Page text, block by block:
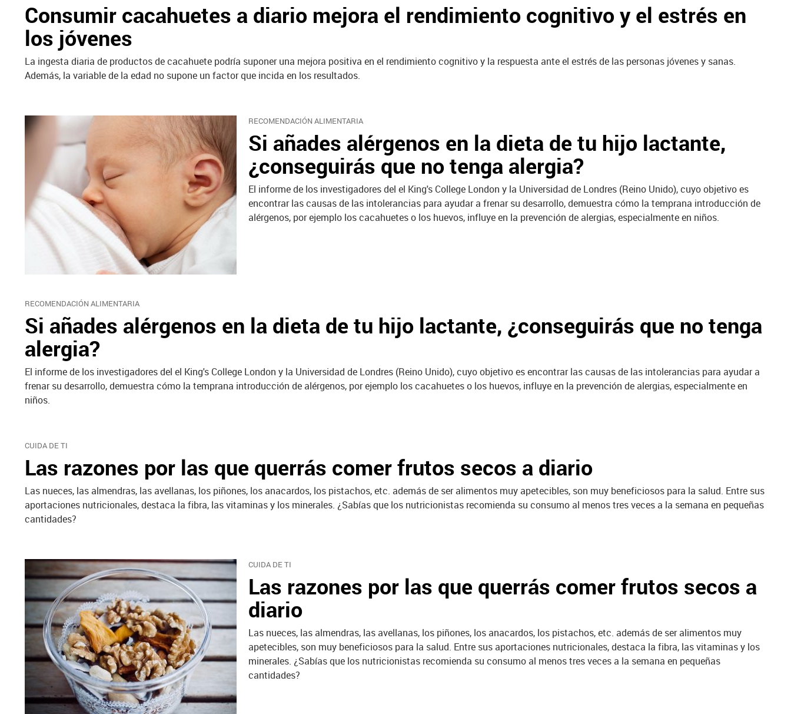
Consumir cacahuetes a diario mejora el rendimiento cognitivo y el estrés en
los jóvenes
La ingesta diaria de productos de cacahuete podría suponer una mejora positiva en el rendimiento cognitivo y la respuesta ante el estrés de las personas jóvenes y sanas.
Además, la variable de la edad no supone un factor que incida en los resultados.
RECOMENDACIÓN ALIMENTARIA
Si añades alérgenos en la dieta de tu hijo lactante,
¿conseguirás que no tenga alergia?
El informe de los investigadores del el King's College London y la Universidad de Londres (Reino Unido), cuyo objetivo es
encontrar las causas de las intolerancias para ayudar a frenar su desarrollo, demuestra cómo la temprana introducción de
alérgenos, por ejemplo los cacahuetes o los huevos, influye en la prevención de alergias, especialmente en niños.
RECOMENDACIÓN ALIMENTARIA
Si añades alérgenos en la dieta de tu hijo lactante, ¿conseguirás que no tenga
alergia?
El informe de los investigadores del el King's College London y la Universidad de Londres (Reino Unido), cuyo objetivo es encontrar las causas de las intolerancias para ayudar a
frenar su desarrollo, demuestra cómo la temprana introducción de alérgenos, por ejemplo los cacahuetes o los huevos, influye en la prevención de alergias, especialmente en
niños.
CUIDA DE TI
Las razones por las que querrás comer frutos secos a diario
Las nueces, las almendras, las avellanas, los piñones, los anacardos, los pistachos, etc. además de ser alimentos muy apetecibles, son muy beneficiosos para la salud. Entre sus
aportaciones nutricionales, destaca la fibra, las vitaminas y los minerales. ¿Sabías que los nutricionistas recomienda su consumo al menos tres veces a la semana en pequeñas
cantidades?
CUIDA DE TI
Las razones por las que querrás comer frutos secos a
diario
Las nueces, las almendras, las avellanas, los piñones, los anacardos, los pistachos, etc. además de ser alimentos muy
apetecibles, son muy beneficiosos para la salud. Entre sus aportaciones nutricionales, destaca la fibra, las vitaminas y los
minerales. ¿Sabías que los nutricionistas recomienda su consumo al menos tres veces a la semana en pequeñas
cantidades?